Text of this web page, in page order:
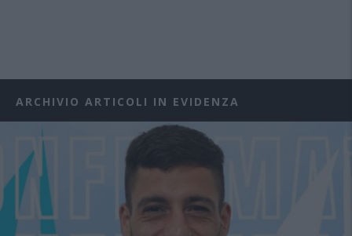
ARCHIVIO ARTICOLI IN EVIDENZA